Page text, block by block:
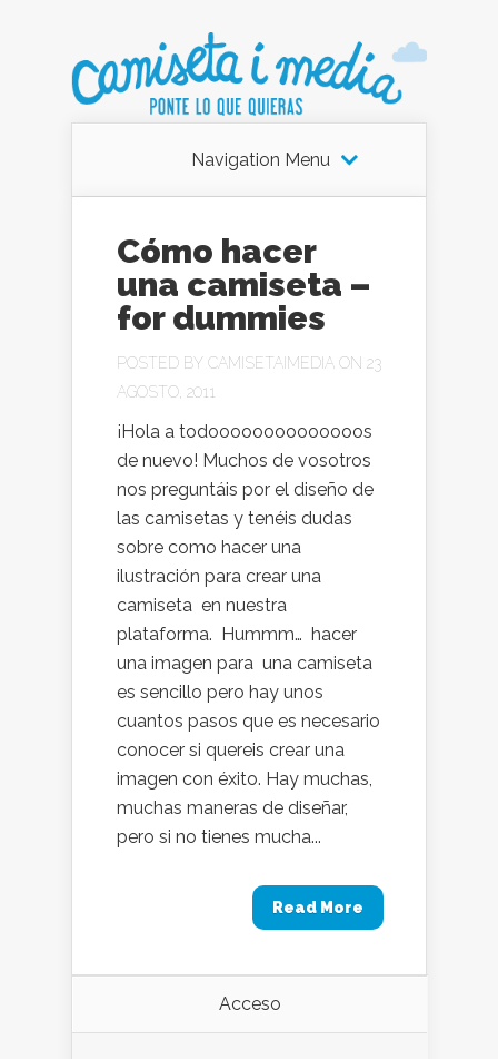
Navigation Menu
Cómo hacer
una camiseta –
for dummies
POSTED BY CAMISETAIMEDIA ON 23
AGOSTO, 2011
¡Hola a todoooooooooooooos
de nuevo! Muchos de vosotros
nos preguntáis por el diseño de
las camisetas y tenéis dudas
sobre como hacer una
ilustración para crear una
camiseta en nuestra
plataforma. Hummm… hacer
una imagen para una camiseta
es sencillo pero hay unos
cuantos pasos que es necesario
conocer si quereis crear una
imagen con éxito. Hay muchas,
muchas maneras de diseñar,
pero si no tienes mucha...
Read More
Acceso